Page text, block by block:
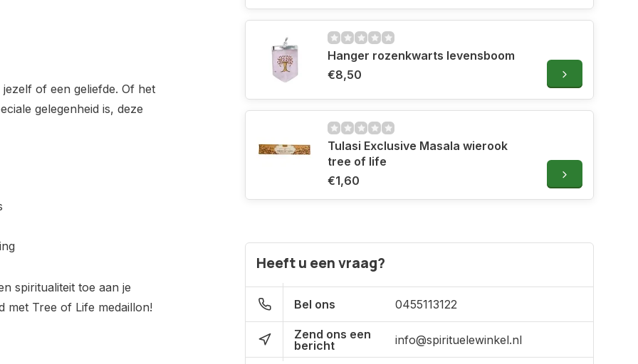
of een geliefde. Of het
gelegenheid is, deze
spiritualiteit toe aan je
met Tree of Life medaillon!
Hanger rozenkwarts levensboom
€8,50
Tulasi Exclusive Masala wierook
tree of life
€1,60
Heeft u een vraag?
Bel ons 0455113122
Zend ons een
bericht
info@spirituelewinkel.nl